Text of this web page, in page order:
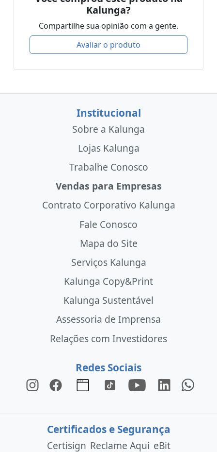
Kalunga?
Compartilhe sua opinião com a gente.
Avaliar o produto
Institucional
Sobre a Kalunga
Lojas Kalunga
Trabalhe Conosco
Vendas para Empresas
Contrato Corporativo Kalunga
Fale Conosco
Mapa do Site
Serviços Kalunga
Kalunga Copy&Print
Kalunga Sustentável
Assessoria de Imprensa
Relações com Investidores
Redes Sociais
Certificados e Segurança
Certisign Reclame Aqui eBit